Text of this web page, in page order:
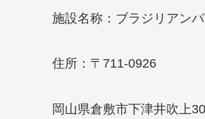
施設名称：ブラジリアン
住所：〒711-0926
岡山県倉敷市下津井吹上